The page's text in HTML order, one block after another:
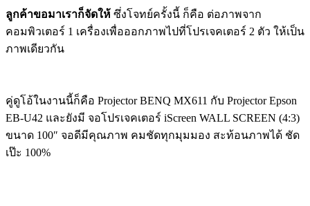
ลูกค้าขอมาเราก็จัดให้ ซึ่งโจทย์ครั้งนี้ ก็คือ ต่อภาพจาก
คอมพิวเตอร์ 1 เครื่องเพื่อออกภาพไปที่โปรเจคเตอร์ 2 ตัว ให้เป็น
ภาพเดียวกัน
คู่ดูโอ้ในงานนี้ก็คือ Projector BENQ MX611 กับ Projector Epson
EB-U42 และยังมี จอโปรเจคเตอร์ iScreen WALL SCREEN (4:3)
ขนาด 100″ จอดีมีคุณภาพ คมชัดทุกมุมมอง สะท้อนภาพได้ ชัด
เป๊ะ 100%